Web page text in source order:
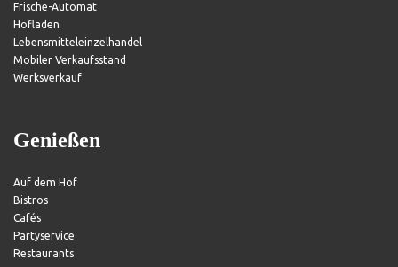
Frische-Automat
Hofladen
Lebensmitteleinzelhandel
Mobiler Verkaufsstand
Werksverkauf
Genießen
Auf dem Hof
Bistros
Cafés
Partyservice
Restaurants